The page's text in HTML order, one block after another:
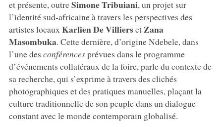
et présente, outreSimone Tribuiani, un projet sur
l’identité sud-africaine à travers les perspectives des
artistes locauxKarlien De VilliersetZana
Masombuka. Cette dernière, d’origine Ndebele, dans
l’une des conférencesprévues dans le programme
d’événements collatéraux de la foire, parle du contexte de
sa recherche, qui s’exprime à travers des clichés
photographiques et des pratiques manuelles, plaçant la
culture traditionnelle de son peuple dans un dialogue
constant avec le monde contemporain globalisé.